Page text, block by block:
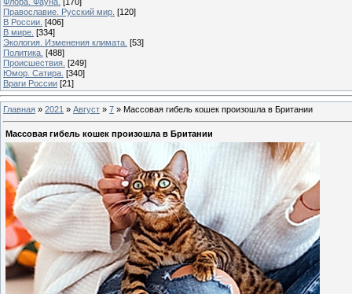
Православие. Русский мир. [120]
В России. [406]
В мире. [334]
Экология. Изменения климата. [53]
Политика. [488]
Происшествия. [249]
Юмор. Сатира. [340]
Враги России [21]
Главная » 2021 » Август » 7 » Массовая гибель кошек произошла в Британии
Массовая гибель кошек произошла в Британии